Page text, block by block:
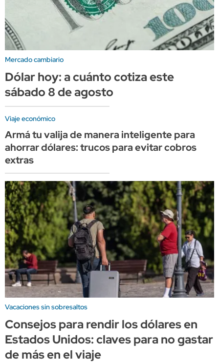
Mercado cambiario
Dólar hoy: a cuánto cotiza este
sábado 8 de agosto
Viaje económico
Armá tu valija de manera inteligente para
ahorrar dólares: trucos para evitar cobros
extras
Vacaciones sin sobresaltos
Consejos para rendir los dólares en
Estados Unidos: claves para no gastar
de más en el viaje